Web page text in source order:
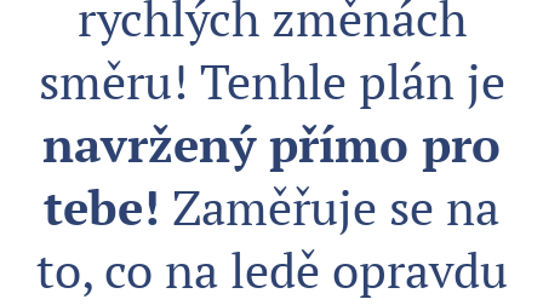
rychlých změnách
směru! Tenhle plán je
navržený přímo pro
tebe! Zaměřuje se na
to, co na ledě opravdu